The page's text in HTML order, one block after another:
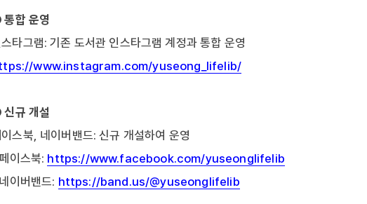
합 운영
타그램: 기존 도서관 인스타그램 계정과 통합 운영
www.instagram.com/yuseong_lifelib/
규 개설
스북, 네이버밴드: 신규 개설하여 운영
이스북: https://www.facebook.com/yuseonglifelib
이버밴드: https://band.us/@yuseonglifelib